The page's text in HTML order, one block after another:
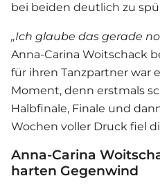
bei beiden deutlich zu
„Ich glaube das gerade
Anna-Carina Woitschack
für ihren Tanzpartner war
Moment, denn erstmals
Halbfinale, Finale und
Wochen voller Druck fiel
Anna-Carina
harten Gegenwind